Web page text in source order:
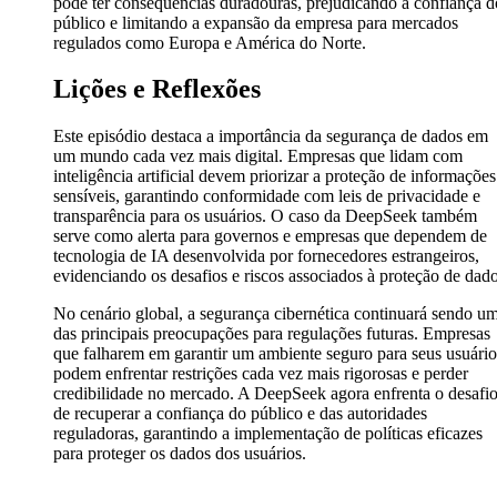
público e limitando a expansão da empresa para mercados
regulados como Europa e América do Norte.
Lições e Reflexões
Este episódio destaca a importância da segurança de dados em
um mundo cada vez mais digital. Empresas que lidam com
inteligência artificial devem priorizar a proteção de informações
sensíveis, garantindo conformidade com leis de privacidade e
transparência para os usuários. O caso da DeepSeek também
serve como alerta para governos e empresas que dependem de
tecnologia de IA desenvolvida por fornecedores estrangeiros,
evidenciando os desafios e riscos associados à proteção de
No cenário global, a segurança cibernética continuará sendo
das principais preocupações para regulações futuras. Empresas
que falharem em garantir um ambiente seguro para seus
podem enfrentar restrições cada vez mais rigorosas e perder
credibilidade no mercado. A DeepSeek agora enfrenta o desafio
de recuperar a confiança do público e das autoridades
reguladoras, garantindo a implementação de políticas eficazes
para proteger os dados dos usuários.